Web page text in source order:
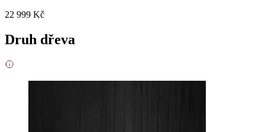
22 999 Kč
Druh dřeva